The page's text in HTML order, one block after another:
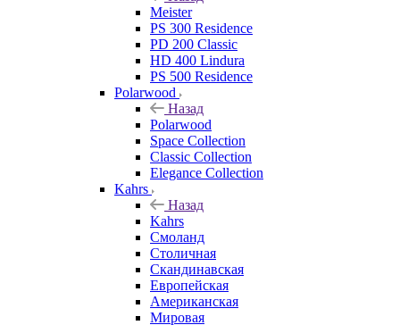
Meister
PS 300 Residence
PD 200 Classic
HD 400 Lindura
PS 500 Residence
Polarwood
Назад
Polarwood
Space Collection
Classic Collection
Elegance Collection
Kahrs
Назад
Kahrs
Смоланд
Столичная
Скандинавская
Европейская
Американская
Мировая